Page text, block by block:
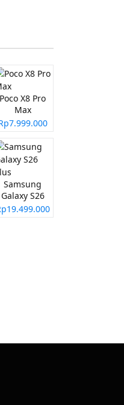
Poco X8 Pro
Max
Samsung
Galaxy S26
Plus